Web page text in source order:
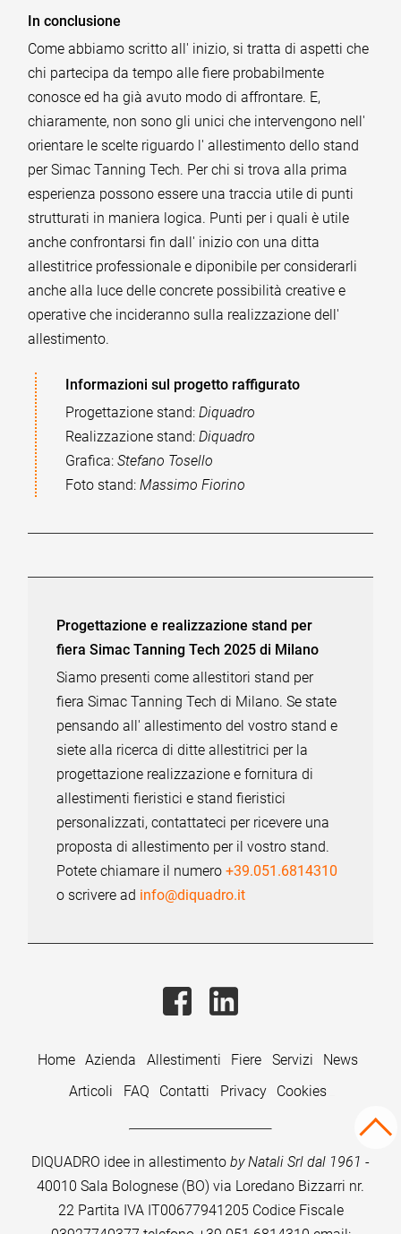
In conclusione
Come abbiamo scritto all' inizio, si tratta di aspetti che
chi partecipa da tempo alle fiere probabilmente
conosce ed ha già avuto modo di affrontare. E,
chiaramente, non sono gli unici che intervengono nell'
orientare le scelte riguardo l' allestimento dello stand
per Simac Tanning Tech. Per chi si trova alla prima
esperienza possono essere una traccia utile di punti
strutturati in maniera logica. Punti per i quali è utile
anche confrontarsi fin dall' inizio con una ditta
allestitrice professionale e diponibile per considerarli
anche alla luce delle concrete possibilità creative e
operative che incideranno sulla realizzazione dell'
allestimento.
Informazioni sul progetto raffigurato
Progettazione stand:Diquadro
Realizzazione stand:Diquadro
Grafica:Stefano Tosello
Foto stand:Massimo Fiorino
Progettazione e realizzazione stand per
fiera Simac Tanning Tech 2025 di Milano
Siamo presenti come allestitori stand per
fiera Simac Tanning Tech di Milano. Se state
pensando all' allestimento del vostro stand e
siete alla ricerca di ditte allestitrici per la
progettazione realizzazione e fornitura di
allestimenti fieristici e stand fieristici
personalizzati, contattateci per ricevere una
proposta di allestimento per il vostro stand.
Potete chiamare il numero+39.051.6814310
o scrivere ad info@diquadro.it
Home Azienda Allestimenti Fiere Servizi
News
Articoli
FAQ Contatti Privacy Cookies
DIQUADRO idee in allestimento by Natali Srl dal 1961 -
40010 Sala Bolognese (BO) via Loredano Bizzarri nr.
22 Partita IVA IT00677941205 Codice Fiscale